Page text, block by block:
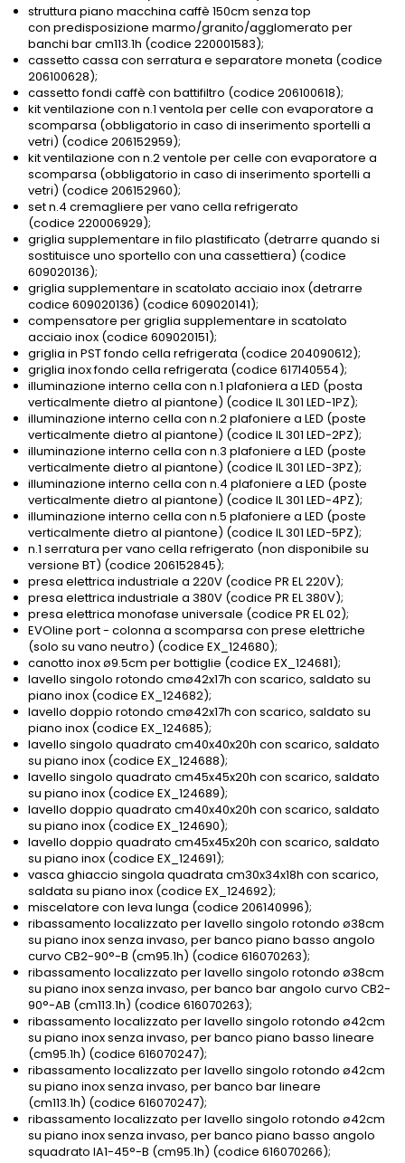
struttura piano macchina caffè 150cm senza top
con predisposizione marmo/granito/agglomerato per
banchi bar cm113.1h (codice 220001583);
cassetto cassa con serratura e separatore moneta (codice
206100628);
cassetto fondi caffè con battifiltro (codice 206100618);
kit ventilazione con n.1 ventola per celle con evaporatore a
scomparsa (obbligatorio in caso di inserimento sportelli a
vetri) (codice 206152959);
kit ventilazione con n.2 ventole per celle con evaporatore a
scomparsa (obbligatorio in caso di inserimento sportelli a
vetri) (codice 206152960);
set n.4 cremagliere per vano cella refrigerato
(codice 220006929);
griglia supplementare in filo plastificato (detrarre quando si
sostituisce uno sportello con una cassettiera) (codice
609020136);
griglia supplementare in scatolato acciaio inox (detrarre
codice 609020136) (codice 609020141);
compensatore per griglia supplementare in scatolato
acciaio inox (codice 609020151);
griglia in PST fondo cella refrigerata (codice 204090612);
griglia inox fondo cella refrigerata (codice 617140554);
illuminazione interno cella con n.1 plafoniera a LED (posta
verticalmente dietro al piantone) (codice IL 301 LED-1PZ);
illuminazione interno cella con n.2 plafoniere a LED (poste
verticalmente dietro al piantone) (codice IL 301 LED-2PZ);
illuminazione interno cella con n.3 plafoniere a LED (poste
verticalmente dietro al piantone) (codice IL 301 LED-3PZ);
illuminazione interno cella con n.4 plafoniere a LED (poste
verticalmente dietro al piantone) (codice IL 301 LED-4PZ);
illuminazione interno cella con n.5 plafoniere a LED (poste
verticalmente dietro al piantone) (codice IL 301 LED-5PZ);
n.1 serratura per vano cella refrigerato (non disponibile su
versione BT) (codice 206152845);
presa elettrica industriale a 220V (codice PR EL 220V);
presa elettrica industriale a 380V (codice PR EL 380V);
presa elettrica monofase universale (codice PR EL 02);
EVOline port - colonna a scomparsa con prese elettriche
(solo su vano neutro) (codice EX_124680);
canotto inox ø9.5cm per bottiglie (codice EX_124681);
lavello singolo rotondo cmø42x17h con scarico, saldato su
piano inox (codice EX_124682);
lavello doppio rotondo cmø42x17h con scarico, saldato su
piano inox (codice EX_124685);
lavello singolo quadrato cm40x40x20h con scarico, saldato
su piano inox (codice EX_124688);
lavello singolo quadrato cm45x45x20h con scarico, saldato
su piano inox (codice EX_124689);
lavello doppio quadrato cm40x40x20h con scarico, saldato
su piano inox (codice EX_124690);
lavello doppio quadrato cm45x45x20h con scarico, saldato
su piano inox (codice EX_124691);
vasca ghiaccio singola quadrata cm30x34x18h con scarico,
saldata su piano inox (codice EX_124692);
miscelatore con leva lunga (codice 206140996);
ribassamento localizzato per lavello singolo rotondo ø38cm
su piano inox senza invaso, per banco piano basso angolo
curvo CB2-90°-B (cm95.1h) (codice 616070263);
ribassamento localizzato per lavello singolo rotondo ø38cm
su piano inox senza invaso, per banco bar angolo curvo CB2-
90°-AB (cm113.1h) (codice 616070263);
ribassamento localizzato per lavello singolo rotondo ø42cm
su piano inox senza invaso, per banco piano basso lineare
(cm95.1h) (codice 616070247);
ribassamento localizzato per lavello singolo rotondo ø42cm
su piano inox senza invaso, per banco bar lineare
(cm113.1h) (codice 616070247);
ribassamento localizzato per lavello singolo rotondo ø42cm
su piano inox senza invaso, per banco piano basso angolo
squadrato IA1-45°-B (cm95.1h) (codice 616070266);